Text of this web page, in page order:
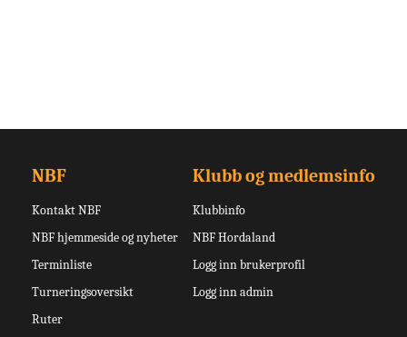
NBF
Kontakt NBF
NBF hjemmeside og nyheter
Terminliste
Turneringsoversikt
Ruter
Klubb og medlemsinfo
Klubbinfo
NBF Hordaland
Logg inn brukerprofil
Logg inn admin